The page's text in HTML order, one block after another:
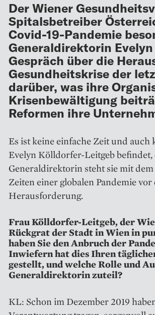
Der Wiener
Spitalsbetreiber
Covid-19-Pandemie
Generaldirektorin
Gespräch über die
Gesundheitskrise der
darüber, was ihre
Krisenbewältigung
Reformen ihre
Es ist keine einfache Zeit und auch
Evelyn Kölldorfer-Leitgeb befindet,
Generaldirektorin steht sie mit
Zeiten einer globalen Pandemie
Herausforderung.
Frau Kölldorfer-Leitgeb, der
Rückgrat der Stadt in Wien in
haben Sie den Anbruch der
Inwiefern hat dies Ihren
gestellt, und welche Rolle und
Generaldirektorin zuteil?
KL: Schon im Dezember 2019